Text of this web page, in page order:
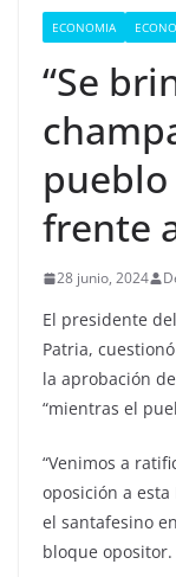
ECONOMIA
“Se
pueblo
frente
28 junio, 2024
El presidente
Patria,
la aprobación
“mientras el
“Venimos a
oposición a esta
el santafesino
bloque opositor.